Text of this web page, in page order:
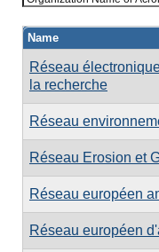
Name
Réseau
la recherche
Réseau
Réseau Erosion et
Réseau européen
Réseau européen